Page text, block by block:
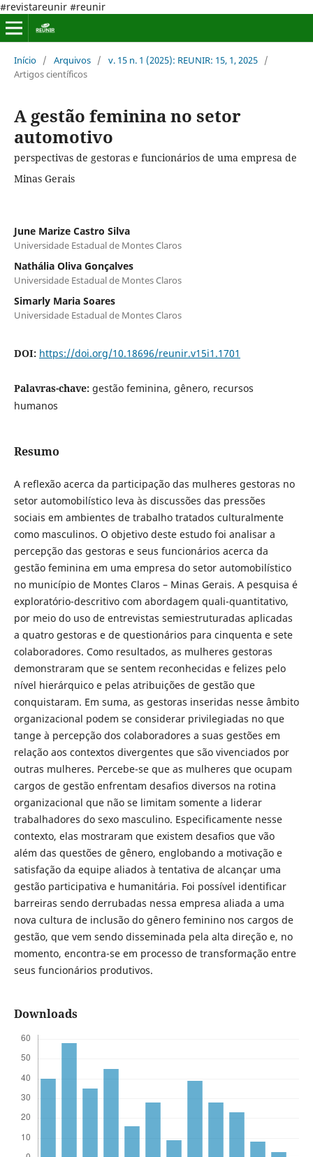
#revistareunir #reunir
Início / Arquivos / v. 15 n. 1 (2025): REUNIR: 15, 1, 2025 /
Artigos científicos
A gestão feminina no setor
automotivo
perspectivas de gestoras e funcionários de uma empresa de
Minas Gerais
June Marize Castro Silva
Universidade Estadual de Montes Claros
Nathália Oliva Gonçalves
Universidade Estadual de Montes Claros
Simarly Maria Soares
Universidade Estadual de Montes Claros
DOI: https://doi.org/10.18696/reunir.v15i1.1701
Palavras-chave: gestão feminina, gênero, recursos
humanos
Resumo
A reflexão acerca da participação das mulheres gestoras no
setor automobilístico leva às discussões das pressões
sociais em ambientes de trabalho tratados culturalmente
como masculinos. O objetivo deste estudo foi analisar a
percepção das gestoras e seus funcionários acerca da
gestão feminina em uma empresa do setor automobilístico
no município de Montes Claros – Minas Gerais. A pesquisa é
exploratório-descritivo com abordagem quali-quantitativo,
por meio do uso de entrevistas semiestruturadas aplicadas
a quatro gestoras e de questionários para cinquenta e sete
colaboradores. Como resultados, as mulheres gestoras
demonstraram que se sentem reconhecidas e felizes pelo
nível hierárquico e pelas atribuições de gestão que
conquistaram. Em suma, as gestoras inseridas nesse âmbito
organizacional podem se considerar privilegiadas no que
tange à percepção dos colaboradores a suas gestões em
relação aos contextos divergentes que são vivenciados por
outras mulheres. Percebe-se que as mulheres que ocupam
cargos de gestão enfrentam desafios diversos na rotina
organizacional que não se limitam somente a liderar
trabalhadores do sexo masculino. Especificamente nesse
contexto, elas mostraram que existem desafios que vão
além das questões de gênero, englobando a motivação e
satisfação da equipe aliados à tentativa de alcançar uma
gestão participativa e humanitária. Foi possível identificar
barreiras sendo derrubadas nessa empresa aliada a uma
nova cultura de inclusão do gênero feminino nos cargos de
gestão, que vem sendo disseminada pela alta direção e, no
momento, encontra-se em processo de transformação entre
seus funcionários produtivos.
Downloads